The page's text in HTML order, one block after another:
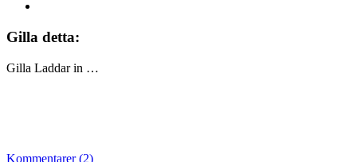
Gilla detta:
Gilla Laddar in …
Kommentarer (2)